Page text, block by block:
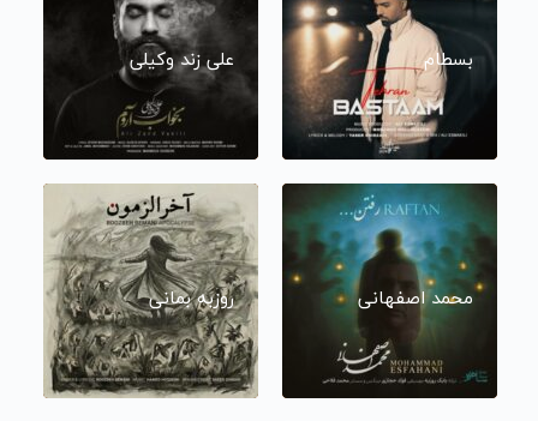
بسطام علی زند وکیلی
محمد اصفهانی روزبه بمانی